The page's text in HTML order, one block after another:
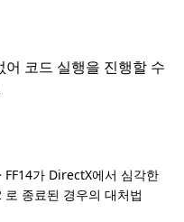
코드 실행을 진행할 수
FF14가 DirectX에서 심각한
종료된 경우의 대처법